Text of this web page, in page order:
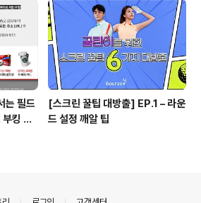
는 필드
킹 노
[스크린 꿀팁 대방출] EP.1 – 라운
드 설정 깨알 팁